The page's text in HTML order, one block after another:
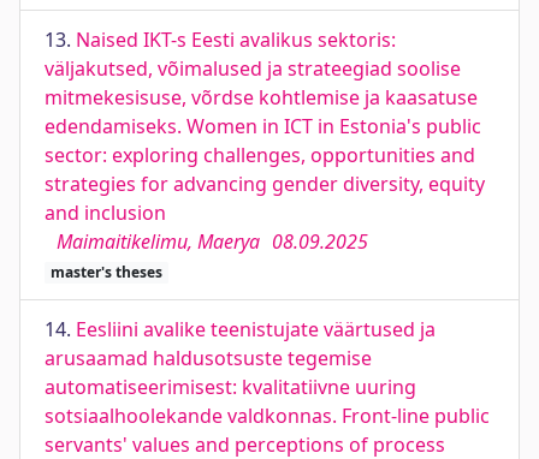
13. Naised IKT-s Eesti avalikus sektoris:
väljakutsed, võimalused ja strateegiad soolise
mitmekesisuse, võrdse kohtlemise ja kaasatuse
edendamiseks. Women in ICT in Estonia's public
sector: exploring challenges, opportunities and
strategies for advancing gender diversity, equity
and inclusion
Maimaitikelimu, Maerya 08.09.2025
master's theses
14. Eesliini avalike teenistujate väärtused ja
arusaamad haldusotsuste tegemise
automatiseerimisest: kvalitatiivne uuring
sotsiaalhoolekande valdkonnas. Front-line public
servants' values and perceptions of process